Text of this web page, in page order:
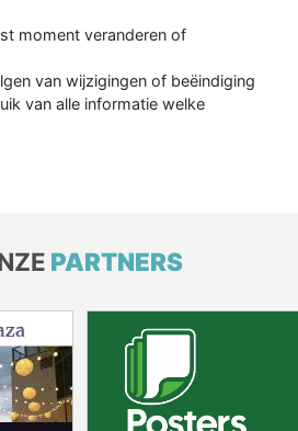
moment veranderen of
van wijzigingen of beëindiging
van alle informatie welke
PARTNERS